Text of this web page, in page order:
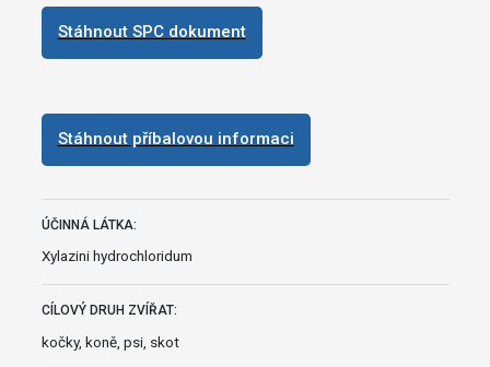
Stáhnout SPC dokument
Stáhnout příbalovou informaci
ÚČINNÁ LÁTKA:
Xylazini hydrochloridum
CÍLOVÝ DRUH ZVÍŘAT:
kočky, koně, psi, skot